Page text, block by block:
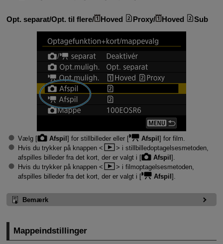
Opt. separat/Opt. til flere/ Hoved Proxy/ Hoved Sub
Vælg [ Afspil ] for stillbilleder eller [ Afspil ] for film.
Hvis du trykker på knappen
i stillbilledoptagelsesmetoden,
afspilles billeder fra det kort, der er valgt i [
Afspil ].
Hvis du trykker på knappen
i filmoptagelsesmetoden,
afspilles billeder fra det kort, der er valgt i [
Afspil ].
Bemærk
Mappeindstillinger